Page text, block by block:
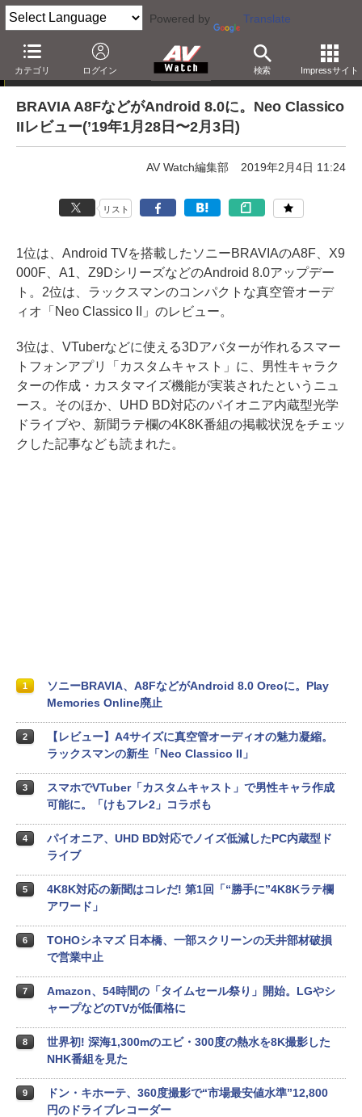
Powered by Translate
カテゴリ ログイン 検索 Impressサイト
AV Watchアクセスランキング
BRAVIA A8FなどがAndroid 8.0に。Neo Classico
IIレビュー(’19年1月28日〜2月3日)
AV Watch編集部 2019年2月4日 11:24
リスト
1位は、Android TVを搭載したソニーBRAVIAのA8F、X9
000F、A1、Z9DシリーズなどのAndroid 8.0アップデー
ト。2位は、ラックスマンのコンパクトな真空管オーデ
ィオ「Neo Classico II」のレビュー。
3位は、VTuberなどに使える3Dアバターが作れるスマー
トフォンアプリ「カスタムキャスト」に、男性キャラク
ターの作成・カスタマイズ機能が実装されたというニュ
ース。そのほか、UHD BD対応のパイオニア内蔵型光学
ドライブや、新聞ラテ欄の4K8K番組の掲載状況をチェッ
クした記事なども読まれた。
1
ソニーBRAVIA、A8FなどがAndroid 8.0 Oreoに。Play
Memories Online廃止
2
【レビュー】A4サイズに真空管オーディオの魅力凝縮。
ラックスマンの新生「Neo Classico II」
3
スマホでVTuber「カスタムキャスト」で男性キャラ作成
可能に。「けもフレ2」コラボも
4
パイオニア、UHD BD対応でノイズ低減したPC内蔵型ド
ライブ
5
4K8K対応の新聞はコレだ! 第1回「“勝手に”4K8Kラテ欄
アワード」
6
TOHOシネマズ 日本橋、一部スクリーンの天井部材破損
で営業中止
7
Amazon、54時間の「タイムセール祭り」開始。LGやシ
ャープなどのTVが低価格に
8
世界初! 深海1,300mのエビ・300度の熱水を8K撮影した
NHK番組を見た
9
ドン・キホーテ、360度撮影で“市場最安値水準”12,800
円のドライブレコーダー